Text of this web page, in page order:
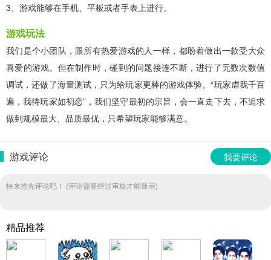
3、游戏能够在手机、平板或者手表上进行。
游戏玩法
我们是个小团队，跟所有热爱游戏的人一样，都盼着做出一款受大众
喜爱的游戏。但在制作时，碰到的问题接连不断，进行了无数次数值
调试，还做了海量测试，只为给玩家更棒的游戏体验。“玩家虐我千百
遍，我待玩家如初恋”，我们坚守最初的宗旨，会一直走下去，不追求
做到规模最大、品质最优，只希望玩家能够满意。
游戏评论 我要评论
快来抢先评论吧！ (评论需要经过审核才能显示)
精品推荐